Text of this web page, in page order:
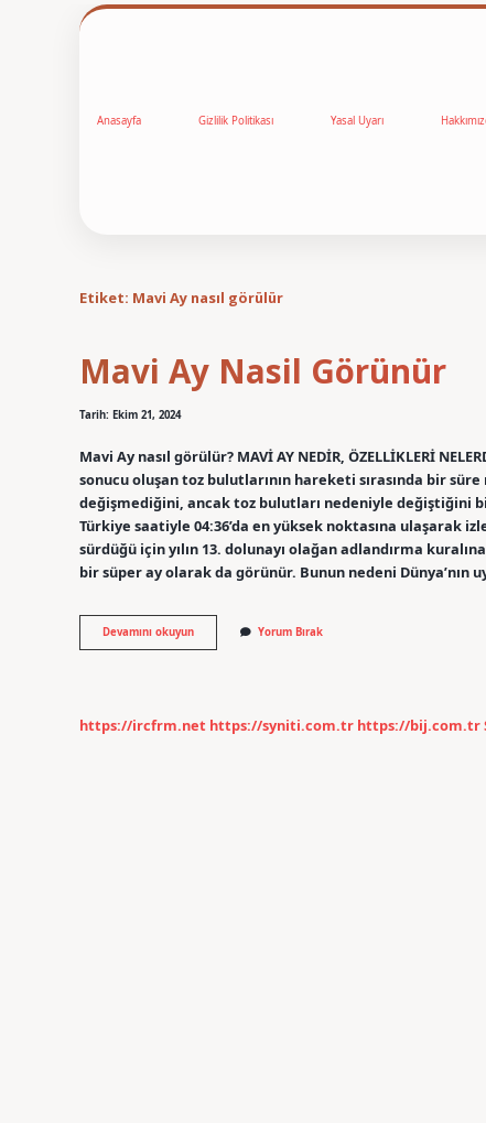
Anasayfa Gizlilik Politikası Yasal Uyarı
Etiket: Mavi Ay nasıl görülür
Mavi Ay Nasil Görünür
Tarih: Ekim 21, 2024
Mavi Ay nasıl görülür? MAVİ AY NEDİR, ÖZELLİKLERİ
sonucu oluşan toz bulutlarının hareketi sırasında bir
değişmediğini, ancak toz bulutları nedeniyle değiştiğini
Türkiye saatiyle 04:36’da en yüksek noktasına ulaşarak
sürdüğü için yılın 13. dolunayı olağan adlandırma
bir süper ay olarak da görünür. Bunun nedeni Dünya’nın
Devamını okuyunMavi
Ay
Yorum Bırak
https://ircfrm.net https://syniti.com.tr https://bij.com.tr